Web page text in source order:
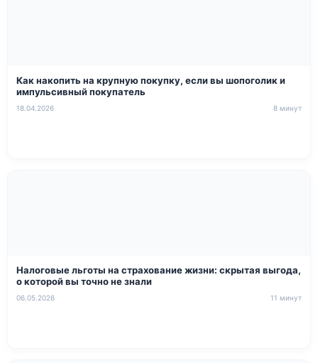
Как накопить на крупную покупку, если вы шопоголик и
импульсивный покупатель
18.04.2026 8 минут
Налоговые льготы на страхование жизни: скрытая выгода,
о которой вы точно не знали
06.05.2026 11 минут